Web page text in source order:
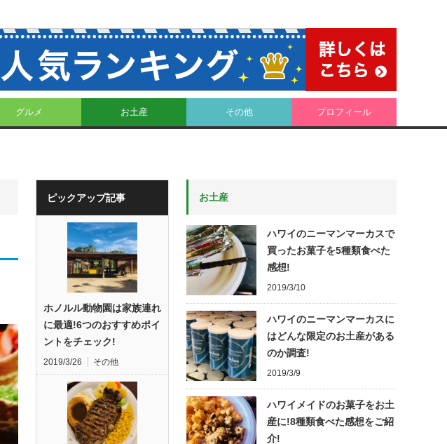
グルメ お土産 その他 プロフィール
ピックアップ記事
ホノルル動物園は家族連れ
に最適!6つのおすすめポイ
ントをチェック!
2019/3/26 その他
お土産
ハワイのニーマンマーカスで
買ったお菓子を5種類食べた
感想!
2019/3/10
ハワイのニーマンマーカスに
はどんな限定のお土産がある
のか調査!
2019/3/9
ハワイメイドのお菓子をお土
産に!8種類食べた感想をご紹
介!